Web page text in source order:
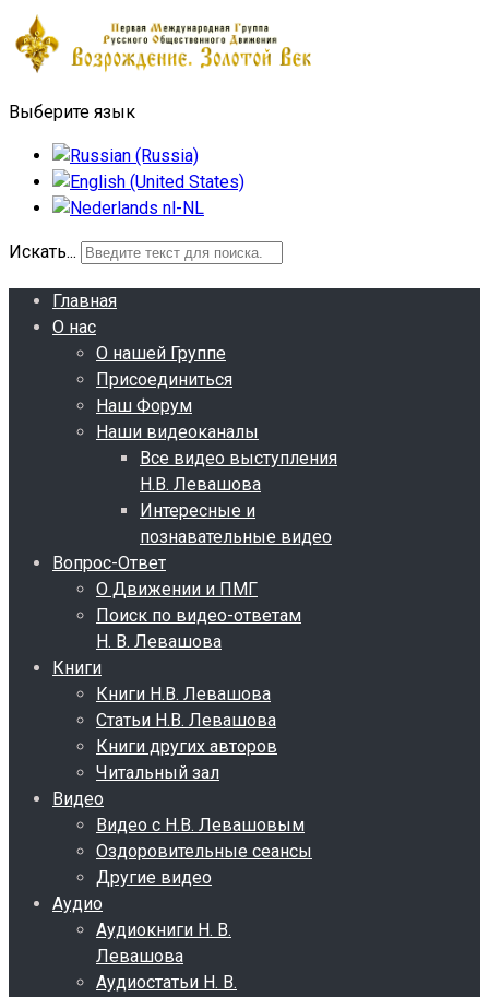
Выберите язык
Искать...
Главная
О нас
О нашей Группе
Присоединиться
Наш Форум
Наши видеоканалы
Все видео выступления
Н.В. Левашова
Интересные и
познавательные видео
Вопрос-Ответ
О Движении и ПМГ
Поиск по видео-ответам
Н. В. Левашова
Книги
Книги Н.В. Левашова
Статьи Н.В. Левашова
Книги других авторов
Читальный зал
Видео
Видео с Н.В. Левашовым
Оздоровительные сеансы
Другие видео
Аудио
Аудиокниги Н. В.
Левашова
Аудиостатьи Н. В.